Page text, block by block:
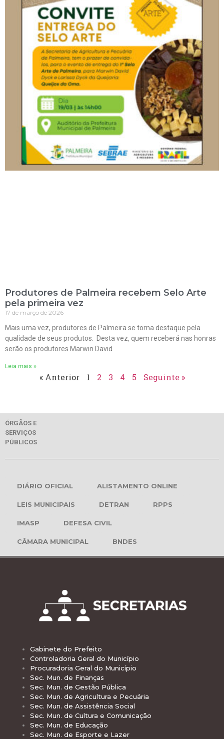
Produtores de Palmeira recebem Selo Arte
pela primeira vez
17 de março de 2026
Mais uma vez, produtores de Palmeira se torna destaque pela
qualidade de seus produtos. Desta vez, quem receberá nas honras
serão os produtores Marwin David
Leia mais »
« Anterior 1 2 3 4 5 Seguinte »
ÓRGÃOS E
SERVIÇOS
PÚBLICOS
DIÁRIO OFICIAL ALISTAMENTO ONLINE
LEIS MUNICIPAIS DETRAN RPPS
IMASP DEFESA CIVIL
CÂMARA MUNICIPAL BNDES
Gabinete do Prefeito
Controladoria Geral do Município
Procuradoria Geral do Município
Sec. Mun. de Finanças
Sec. Mun. de Gestão Pública
Sec. Mun. de Agricultura e Pecuária
Sec. Mun. de Assistência Social
Sec. Mun. de Cultura e Comunicação
Sec. Mun. de Educação
Sec. Mun. de Esporte e Lazer